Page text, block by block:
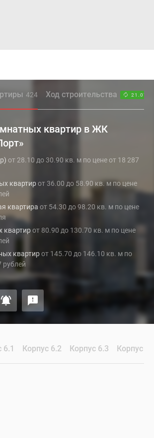
424 Ход строительства
квартир в ЖК
от 28.10 до 30.90 кв. м по цене от 18 287
квартирот 36.00 до 58.90 кв. м по цене
квартира от 54.30 до 98.20 кв. м по цене
квартирот 80.90 до 130.70 кв. м по цене
квартирот 145.70 до 146.10 кв. м по
рублей
6.1 Корпус 6.2 Корпус 6.3 Корпус